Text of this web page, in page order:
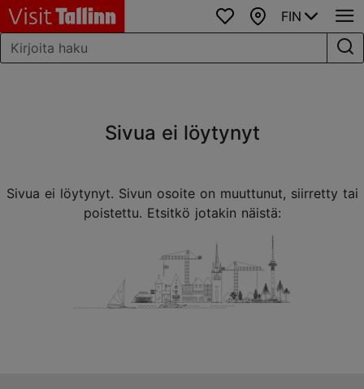
SuosikitKartta
FIN
Sivua ei löytynyt
Sivua ei löytynyt. Sivun osoite on muuttunut, siirretty tai
poistettu. Etsitkö jotakin näistä: